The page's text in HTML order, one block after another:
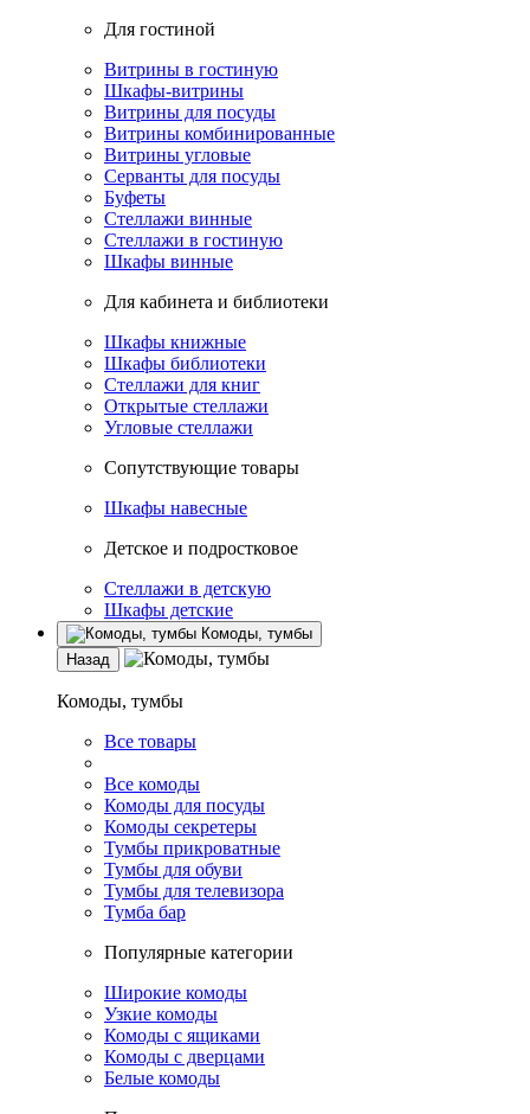
Для гостиной
Витрины в гостиную
Шкафы-витрины
Витрины для посуды
Витрины комбинированные
Витрины угловые
Серванты для посуды
Буфеты
Стеллажи винные
Стеллажи в гостиную
Шкафы винные
Для кабинета и библиотеки
Шкафы книжные
Шкафы библиотеки
Стеллажи для книг
Открытые стеллажи
Угловые стеллажи
Сопутствующие товары
Шкафы навесные
Детское и подростковое
Стеллажи в детскую
Шкафы детские
Комоды, тумбы
Назад
Комоды, тумбы
Все товары
Все комоды
Комоды для посуды
Комоды секретеры
Тумбы прикроватные
Тумбы для обуви
Тумбы для телевизора
Тумба бар
Популярные категории
Широкие комоды
Узкие комоды
Комоды с ящиками
Комоды с дверцами
Белые комоды